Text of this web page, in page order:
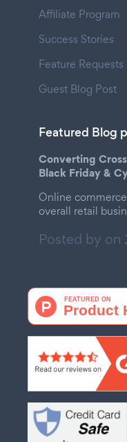
Affiliate Program
Success Stories
Feature Requests
Guest Blog Post
Featured Blog
Converting
Black Friday &
Online
overall retail
Posted by on